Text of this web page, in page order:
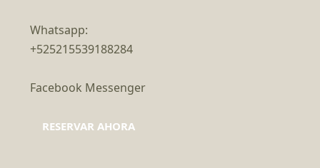
Whatsapp:
+525215539188284
Facebook Messenger
RESERVAR AHORA